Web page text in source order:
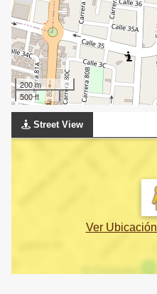
200 m
500 ft
Street View
Ver Ubicación